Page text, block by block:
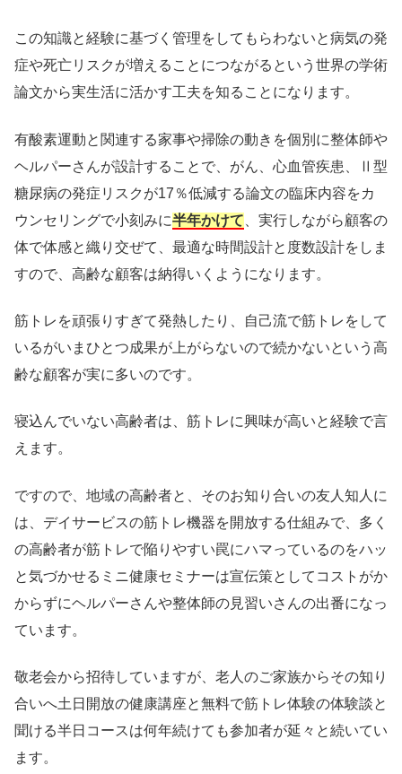
この知識と経験に基づく管理をしてもらわないと病気の発
症や死亡リスクが増えることにつながるという世界の学術
論文から実生活に活かす工夫を知ることになります。
有酸素運動と関連する家事や掃除の動きを個別に整体師や
ヘルパーさんが設計することで、がん、心血管疾患、Ⅱ型
糖尿病の発症リスクが17％低減する論文の臨床内容をカ
ウンセリングで小刻みに半年かけて 、実行しながら顧客の
体で体感と織り交ぜて、最適な時間設計と度数設計をしま
すので、高齢な顧客は納得いくようになります。
筋トレを頑張りすぎて発熱したり、自己流で筋トレをして
いるがいまひとつ成果が上がらないので続かないという高
齢な顧客が実に多いのです。
寝込んでいない高齢者は、筋トレに興味が高いと経験で言
えます。
ですので、地域の高齢者と、そのお知り合いの友人知人に
は、デイサービスの筋トレ機器を開放する仕組みで、多く
の高齢者が筋トレで陥りやすい罠にハマっているのをハッ
と気づかせるミニ健康セミナーは宣伝策としてコストがか
からずにヘルパーさんや整体師の見習いさんの出番になっ
ています。
敬老会から招待していますが、老人のご家族からその知り
合いへ土日開放の健康講座と無料で筋トレ体験の体験談と
聞ける半日コースは何年続けても参加者が延々と続いてい
ます。